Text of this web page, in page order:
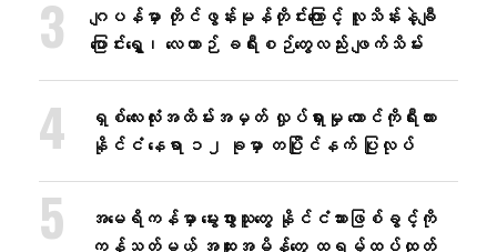
ဂျပန်မှာ တိုင်ဖွန်းမုန်တိုင်းကြောင့် လူသိန်းနဲ့ချီ
ပြောင်းရွှေ့၊ လေယာဉ် ခရီးစဉ်တွေလည်း ဖျက်သိမ်း
ရှစ်လေးလုံးအထိမ်းအမှတ် လှုပ်ရှားမှု တောင်ကိုရီးယား
နိုင်ငံ နေရာ ၁၂ ခုမှာ တပြိုင်နက် ပြုလုပ်
အမေရိကန်မှာ မွေးဖွားသူတွေ နိုင်ငံသားဖြစ်ခွင့်ကို
ကန့်သတ်မယ့် အထူးအမိန့်တွေ ထရမ့်ထပ်ထုတ်